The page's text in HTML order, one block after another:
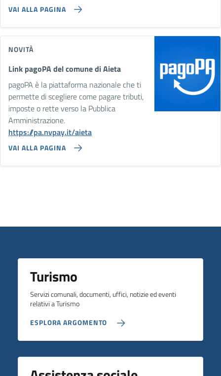
VAI ALLA PAGINA
NOVITÀ
Link pagoPA del comune di Aieta
pagoPA è la piattaforma nazionale che ti
permette di scegliere come pagare tributi,
imposte o rette verso la Pubblica
Amministrazione.
https://pa.nvpay.it/aieta
VAI ALLA PAGINA
Turismo
Servizi comunali, documenti, uffici, notizie ed eventi
relativi a Turismo
ESPLORA ARGOMENTO